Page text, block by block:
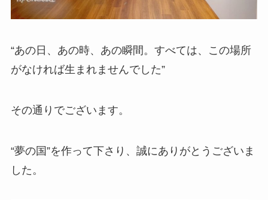
“あの日、あの時、あの瞬間。すべては、この場所
がなければ生まれませんでした”
その通りでございます。
“夢の国”を作って下さり、誠にありがとうございま
した。